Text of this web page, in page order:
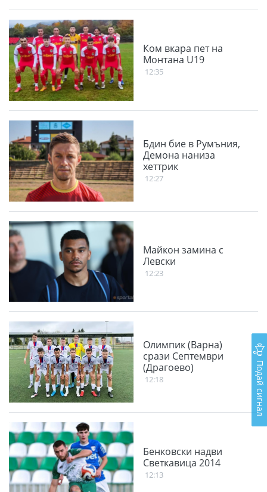
Ком вкара пет на
Монтана U19
12:35
Бдин бие в Румъния,
Демона наниза
хеттрик
12:27
Майкон замина с
Левски
12:23
Олимпик (Варна)
срази Септември
(Драгоево)
12:18
Бенковски надви
Светкавица 2014
12:13
Подай сигнал